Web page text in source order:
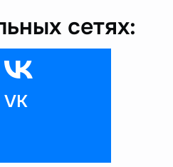
сетях:
VK